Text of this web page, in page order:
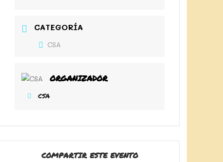
CATEGORÍA
CSA
ORGANIZADOR
CSA
COMPARTIR ESTE EVENTO